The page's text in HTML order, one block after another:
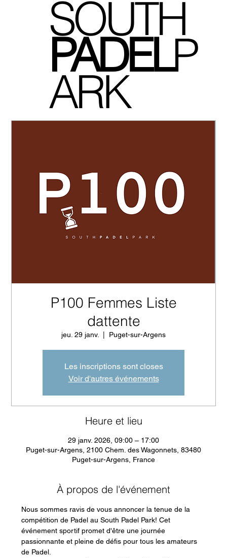
SOUTH
PADELP
ARK
P100 Femmes Liste
dattente
jeu. 29 janv. Puget-sur-Argens
Les inscriptions sont closes
Voir d'autres événements
Heure et lieu
29 janv. 2026, 09:00 – 17:00
Puget-sur-Argens, 2100 Chem. des Wagonnets, 83480
Puget-sur-Argens, France
À propos de l'événement
Nous sommes ravis de vous annoncer la tenue de la
compétition de Padel au South Padel Park! Cet
événement sportif promet d'être une journée
passionnante et pleine de défis pour tous les amateurs
de Padel.